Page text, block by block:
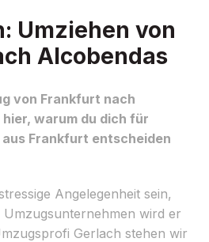
Umziehen von
Alcobendas
von Frankfurt nach
warum du dich für
Frankfurt entscheiden
Angelegenheit sein,
wird er
Gerlach stehen wir